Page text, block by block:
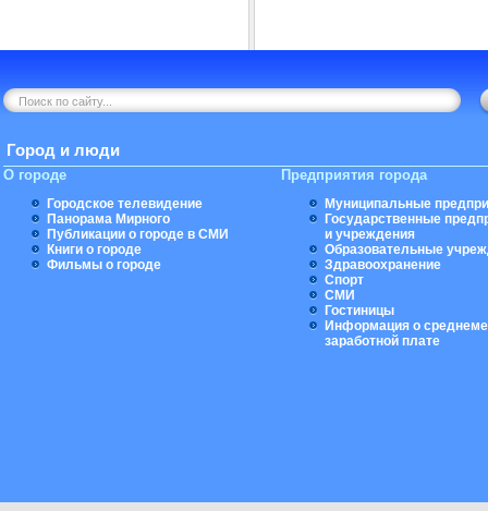
Город и люди
О городе
Городское телевидение
Панорама Мирного
Публикации о городе в СМИ
Книги о городе
Фильмы о городе
Предприятия города
Муниципальные
Государственные
и учреждения
Образовательные
Здравоохранение
Спорт
СМИ
Гостиницы
Информация о
заработной плате